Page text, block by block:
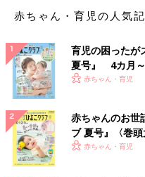
赤ちゃん・育児の人気
育児の困ったが
夏号』 4カ月～
いっぱい！
赤ちゃん・育児
赤ちゃんのお世
ブ 夏号』〈巻
く！ おっぱい・
赤ちゃん・育児